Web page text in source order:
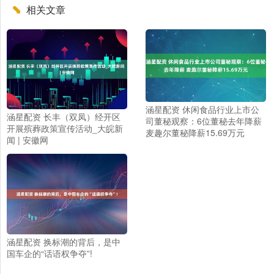
相关文章
涵星配资 长丰（双凤）经开区
开展殡葬政策宣传活动_大皖新
闻 | 安徽网
涵星配资 休闲食品行业上市公
司董秘观察：6位董秘去年降薪
麦趣尔董秘降薪15.69万元
涵星配资 换标潮的背后，是中
国车企的“话语权争夺”!